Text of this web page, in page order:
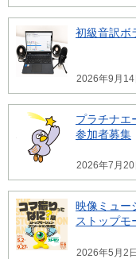
初級音訳ボ
2026年9月14
プラチナ
参加者募集
2026年7月20
映像ミュー
ストップモ
2026年5月2